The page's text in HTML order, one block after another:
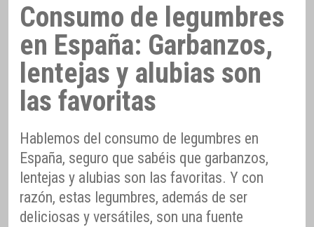
Consumo de legumbres
en España: Garbanzos,
lentejas y alubias son
las favoritas
Hablemos del consumo de legumbres en
España, seguro que sabéis que garbanzos,
lentejas y alubias son las favoritas. Y con
razón, estas legumbres, además de ser
deliciosas y versátiles, son una fuente